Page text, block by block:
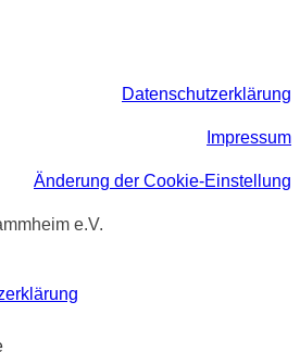
Datenschutzerklärung
Impressum
Änderung der Cookie-Einstellung
e.V.